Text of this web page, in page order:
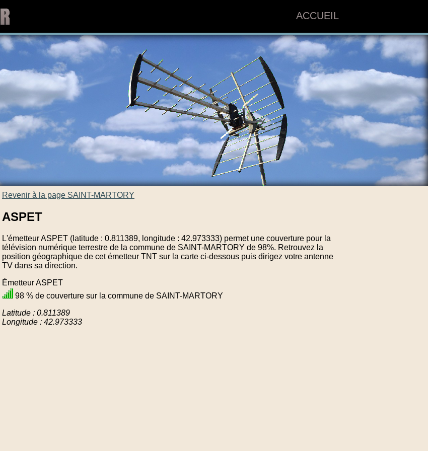
ACCUEIL
Revenir à la page SAINT-MARTORY
ASPET
L'émetteur ASPET (latitude : 0.811389, longitude : 42.973333) permet une couverture pour la
télévision numérique terrestre de la commune de SAINT-MARTORY de 98%. Retrouvez la
position géographique de cet émetteur TNT sur la carte ci-dessous puis dirigez votre antenne
TV dans sa direction.
Émetteur ASPET
98 % de couverture sur la commune de SAINT-MARTORY
Latitude : 0.811389
Longitude : 42.973333